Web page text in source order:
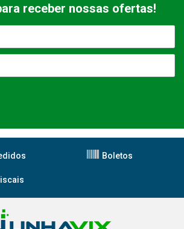
receber nossas ofertas!
Boletos